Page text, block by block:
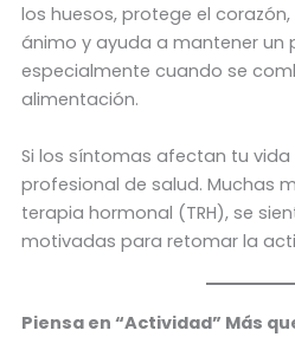
los huesos, protege el
ánimo y ayuda a mantener un
especialmente cuando se
alimentación.
Si los síntomas afectan tu
profesional de salud. Muchas
terapia hormonal (TRH), se
motivadas para retomar la
Piensa en “Actividad” Más